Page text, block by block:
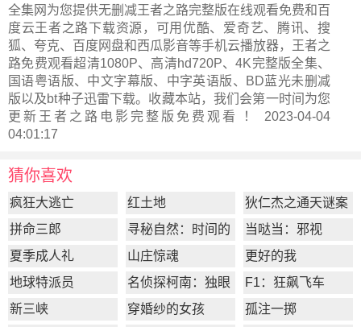
全集网为您提供无删减王者之路完整版在线观看免费和百
度云王者之路下载资源，可用优酷、爱奇艺、腾讯、搜
狐、夸克、百度网盘和西瓜影音等手机云播放器，王者之
路免费观看超清1080P、高清hd720P、4K完整版全集、
国语粤语版、中文字幕版、中字英语版、BD蓝光未删减
版以及bt种子迅雷下载。收藏本站，我们会第一时间为您
更新 王者之路电影完整版 免费观看 ！ 2023-04-04
04:01:17
猜你喜欢
疯狂大逃亡 红土地
狄仁杰之通天谜案
拼命三郎
寻秘自然：时间的
形状
当哒当：邪视
夏季成人礼
山庄惊魂
更好的我
地球特派员
名侦探柯南：独眼
的残像
F1：狂飙飞车
新三峡
穿婚纱的女孩 孤注一掷